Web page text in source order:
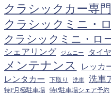
クラシックカー専
クラシックミニ・
クラシックミニ・ロ
シェアリング ジムニー タイヤ
メンテナンス
レッカ
レンタカー
下取り 洗車 洗車
特P月極駐車場
特P駐車場シェア予約